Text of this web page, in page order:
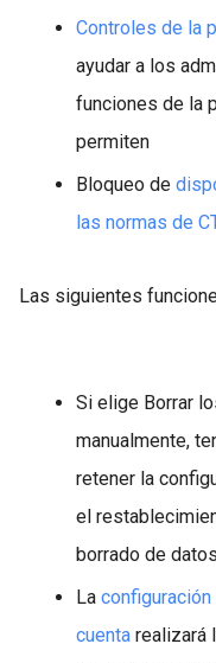
Controles de la
ayudar a los
funciones de la
permiten
Bloqueo de
las normas de
Las siguientes
Si elige Borrar
manualmente,
retener la
el
borrado de
La
cuenta realizará